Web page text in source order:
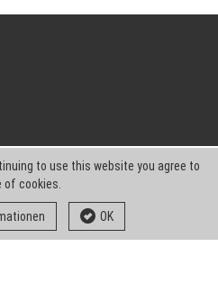
to use this website you agree to
of cookies.
OK